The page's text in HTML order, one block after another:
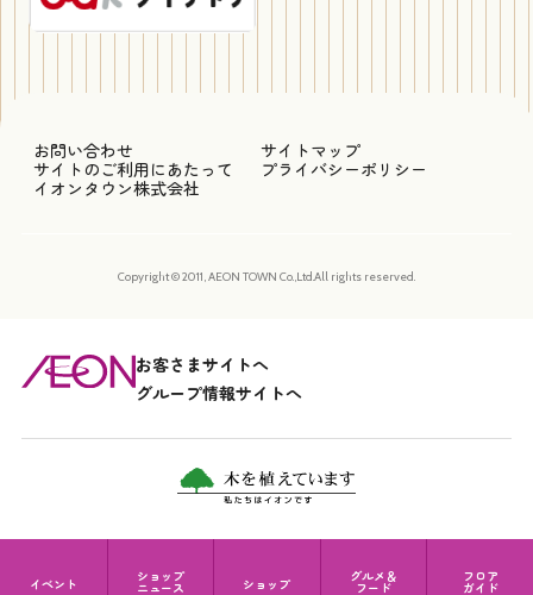
イベント ショップ
ニュース ショップ グルメ＆
フード
フロア
ガイド
お問い合わせ
サイトマップ
サイトのご利用にあたって
プライバシーポリシー
イオンタウン株式会社
Copyright © 2011, AEON TOWN Co.,Ltd.All rights reserved.
お客さまサイトへ
グループ情報サイトへ